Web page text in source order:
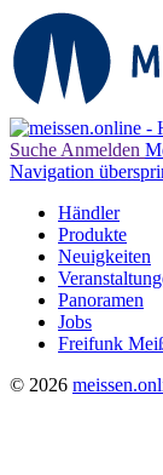
Suche Anmelden
Navigation
Händler
Produkte
Neuigkeiten
Panoramen
Jobs
Freifunk
© 2026